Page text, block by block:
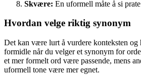
Skvære: En uformell måte å si
Hvordan velge riktig synonym
Det kan være lurt å vurdere konteksten og
formidle når du velger et synonym for
et mer formelt ord være passende, mens
uformell tone være mer egnet.